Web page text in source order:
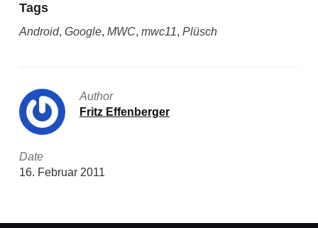
Tags
Android, Google, MWC, mwc11, Plüsch
Author
Fritz Effenberger
Date
16. Februar 2011